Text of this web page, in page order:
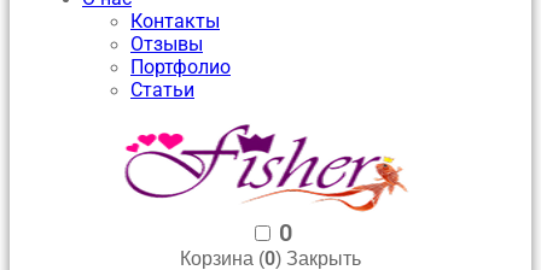
Контакты
Отзывы
Портфолио
Статьи
0
Корзина (0) Закрыть